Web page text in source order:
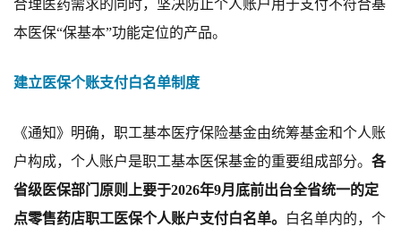
合理医药需求的同时，坚决防止个人账户用于支付不符合基
本医保“保基本”功能定位的产品。
建立医保个账支付白名单制度
《通知》明确， 职工基本医疗保险基金由统筹基金和个人账
户构成，个人账户是职工基本医保基金的重要组成部分。 各
省级医保部门原则上要于2026年9月底前出台全省统一的定
点零售药店职工医保个人账户支付白名单。
白名单内的，个